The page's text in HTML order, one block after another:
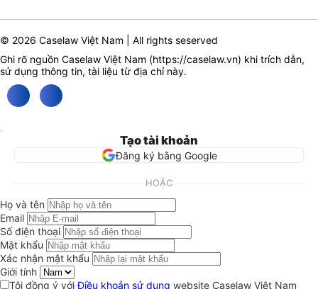
© 2026 Caselaw Việt Nam | All rights seserved
Ghi rõ nguồn Caselaw Việt Nam (https://caselaw.vn) khi trích dẫn,
sử dụng thông tin, tài liệu từ địa chỉ này.
Tạo tài khoản
Đăng ký bằng Google
HOẶC
Họ và tên
Email
Số điện thoại
Mật khẩu
Xác nhận mật khẩu
Giới tính
Tôi đồng ý vớiĐiều khoản sử dụng website Caselaw Việt Nam